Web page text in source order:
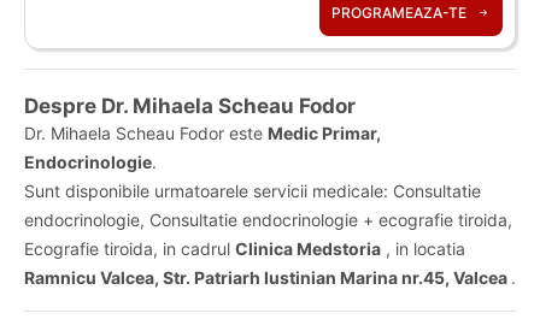
PROGRAMEAZA-TE
Despre Dr. Mihaela Scheau Fodor
Dr. Mihaela Scheau Fodor este Medic Primar,
Endocrinologie.
Sunt disponibile urmatoarele servicii medicale: Consultatie
endocrinologie, Consultatie endocrinologie + ecografie tiroida,
Ecografie tiroida, in cadrul Clinica Medstoria , in locatia
Ramnicu Valcea, Str. Patriarh Iustinian Marina nr.45, Valcea .